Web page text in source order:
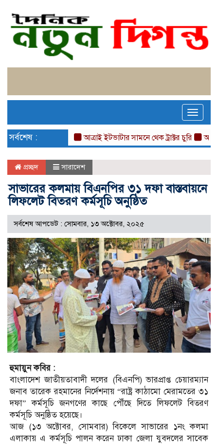
Toggle
সর্বশেষ : আত্রাই ইটভাটার সামনে থেক ট্রাক্টর চুরি আত্রাইয়ে
প্রচ্ছদ সারাদেশ
সাভারের কলমায় বিএনপির ৩১ দফা বাস্তবায়নে
লিফলেট বিতরণ কর্মসূচি অনুষ্ঠিত
সর্বশেষ আপডেট : সোমবার, ১৩ অক্টোবর, ২০২৫
হুমায়ুন কবির :
বাংলাদেশ জাতীয়তাবাদী দলের (বিএনপি) ভারপ্রাপ্ত চেয়ারম্যান
জনাব তারেক রহমানের নির্দেশনায় “রাষ্ট্র কাঠামো মেরামতের ৩১
দফা” কর্মসূচি জনগণের কাছে পৌঁছে দিতে লিফলেট বিতরণ
কর্মসূচি অনুষ্ঠিত হয়েছে।
আজ (১৩ অক্টোবর, সোমবার) বিকেলে সাভারের ১নং কলমা
এলাকায় এ কর্মসূচি পালন করেন ঢাকা জেলা যুবদলের সাবেক